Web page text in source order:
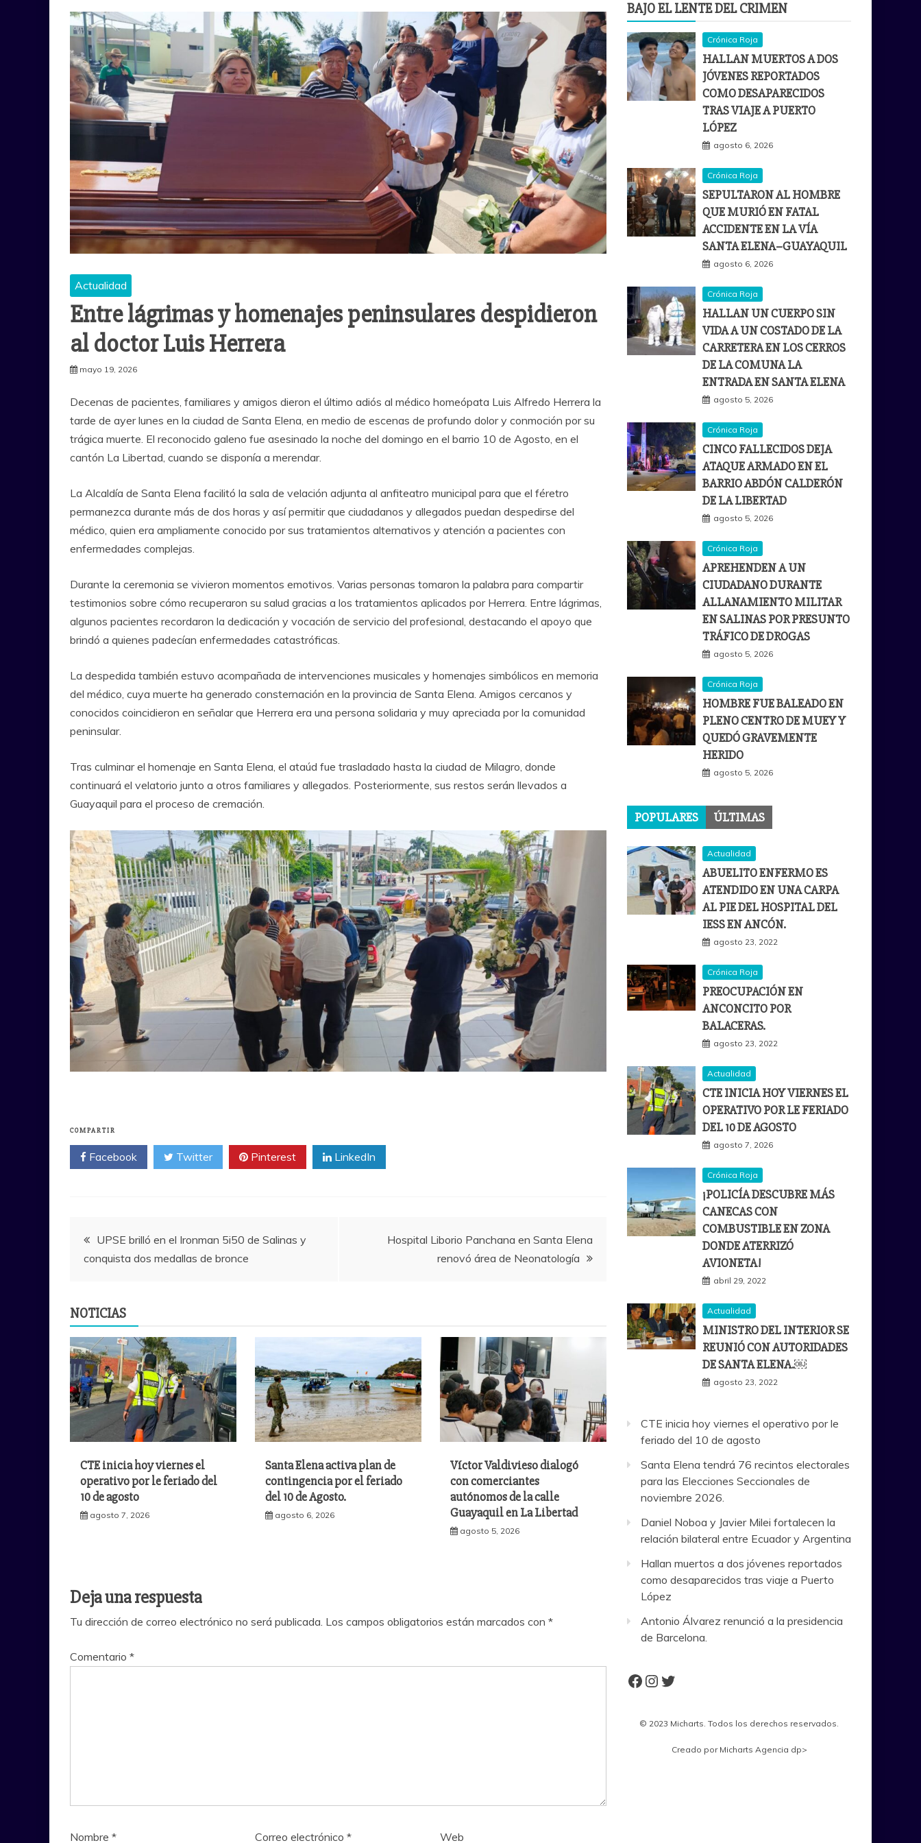
Actualidad
Entre lágrimas y homenajes peninsulares despidieron
al doctor Luis Herrera
mayo 19, 2026
Decenas de pacientes, familiares y amigos dieron el último adiós al médico homeópata Luis Alfredo Herrera la
tarde de ayer lunes en la ciudad de Santa Elena, en medio de escenas de profundo dolor y conmoción por su
trágica muerte. El reconocido galeno fue asesinado la noche del domingo en el barrio 10 de Agosto, en el
cantón La Libertad , cuando se disponía a merendar.
La Alcaldía de Santa Elena facilitó la sala de velación adjunta al anfiteatro municipal para que el féretro
permanezca durante más de dos horas y así permitir que ciudadanos y allegados puedan despedirse del
médico, quien era ampliamente conocido por sus tratamientos alternativos y atención a pacientes con
enfermedades complejas.
Durante la ceremonia se vivieron momentos emotivos. Varias personas tomaron la palabra para compartir
testimonios sobre cómo recuperaron su salud gracias a los tratamientos aplicados por Herrera. Entre lágrimas,
algunos pacientes recordaron la dedicación y vocación de servicio del profesional, destacando el apoyo que
brindó a quienes padecían enfermedades catastróficas.
La despedida también estuvo acompañada de intervenciones musicales y homenajes simbólicos en memoria
del médico, cuya muerte ha generado consternación en la provincia de Santa Elena . Amigos cercanos y
conocidos coincidieron en señalar que Herrera era una persona solidaria y muy apreciada por la comunidad
peninsular.
Tras culminar el homenaje en Santa Elena, el ataúd fue trasladado hasta la ciudad de Milagro , donde
continuará el velatorio junto a otros familiares y allegados. Posteriormente, sus restos serán llevados a
Guayaquil para el proceso de cremación.
COMPARTIR
Facebook Twitter Pinterest LinkedIn
Navegación
entradas
UPSE brilló en el Ironman 5i50 de Salinas y
conquista dos medallas de bronce
Hospital Liborio Panchana en Santa Elena
renovó área de Neonatología
NOTICIAS
CTE inicia hoy viernes el
operativo por le feriado del
10 de agosto
agosto 7, 2026
Santa Elena activa plan de
contingencia por el feriado
del 10 de Agosto.
agosto 6, 2026
Víctor Valdivieso dialogó
con comerciantes
autónomos de la calle
Guayaquil en La Libertad
agosto 5, 2026
Deja una respuesta
Tu dirección de correo electrónico no será publicada. Los campos obligatorios están marcados con *
Comentario *
Nombre * Correo electrónico* Web
BAJO EL LENTE DEL CRIMEN
Crónica Roja
HALLAN MUERTOS A DOS
JÓVENES REPORTADOS
COMO DESAPARECIDOS
TRAS VIAJE A PUERTO
LÓPEZ
agosto 6, 2026
Crónica Roja
SEPULTARON AL HOMBRE
QUE MURIÓ EN FATAL
ACCIDENTE EN LA VÍA
SANTA ELENA–GUAYAQUIL
agosto 6, 2026
Crónica Roja
HALLAN UN CUERPO SIN
VIDA A UN COSTADO DE LA
CARRETERA EN LOS CERROS
DE LA COMUNA LA
ENTRADA EN SANTA ELENA
agosto 5, 2026
Crónica Roja
CINCO FALLECIDOS DEJA
ATAQUE ARMADO EN EL
BARRIO ABDÓN CALDERÓN
DE LA LIBERTAD
agosto 5, 2026
Crónica Roja
APREHENDEN A UN
CIUDADANO DURANTE
ALLANAMIENTO MILITAR
EN SALINAS POR PRESUNTO
TRÁFICO DE DROGAS
agosto 5, 2026
Crónica Roja
HOMBRE FUE BALEADO EN
PLENO CENTRO DE MUEY Y
QUEDÓ GRAVEMENTE
HERIDO
agosto 5, 2026
POPULARES ÚLTIMAS
Actualidad
ABUELITO ENFERMO ES
ATENDIDO EN UNA CARPA
AL PIE DEL HOSPITAL DEL
IESS EN ANCÓN.
agosto 23, 2022
Crónica Roja
PREOCUPACIÓN EN
ANCONCITO POR
BALACERAS.
agosto 23, 2022
Actualidad
CTE INICIA HOY VIERNES EL
OPERATIVO POR LE FERIADO
DEL 10 DE AGOSTO
agosto 7, 2026
Crónica Roja
¡POLICÍA DESCUBRE MÁS
CANECAS CON
COMBUSTIBLE EN ZONA
DONDE ATERRIZÓ
AVIONETA!
abril 29, 2022
Actualidad
MINISTRO DEL INTERIOR SE
REUNIÓ CON AUTORIDADES
DE SANTA ELENA.￼
agosto 23, 2022
CTE inicia hoy viernes el operativo por le
feriado del 10 de agosto
Santa Elena tendrá 76 recintos electorales
para las Elecciones Seccionales de
noviembre 2026.
Daniel Noboa y Javier Milei fortalecen la
relación bilateral entre Ecuador y Argentina
Hallan muertos a dos jóvenes reportados
como desaparecidos tras viaje a Puerto
López
Antonio Álvarez renunció a la presidencia
de Barcelona.
Facebook
Instagram
Twitter
© 2023 Micharts. Todos los derechos reservados.
Creado por Micharts Agencia dp>